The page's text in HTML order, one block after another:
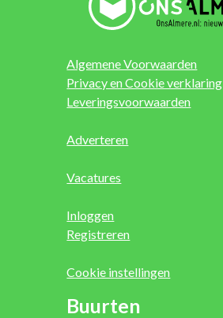
Algemene Voorwaarden
Privacy en Cookie verklaring
Leveringsvoorwaarden
Adverteren
Vacatures
Inloggen
Registreren
Cookie instellingen
Buurten